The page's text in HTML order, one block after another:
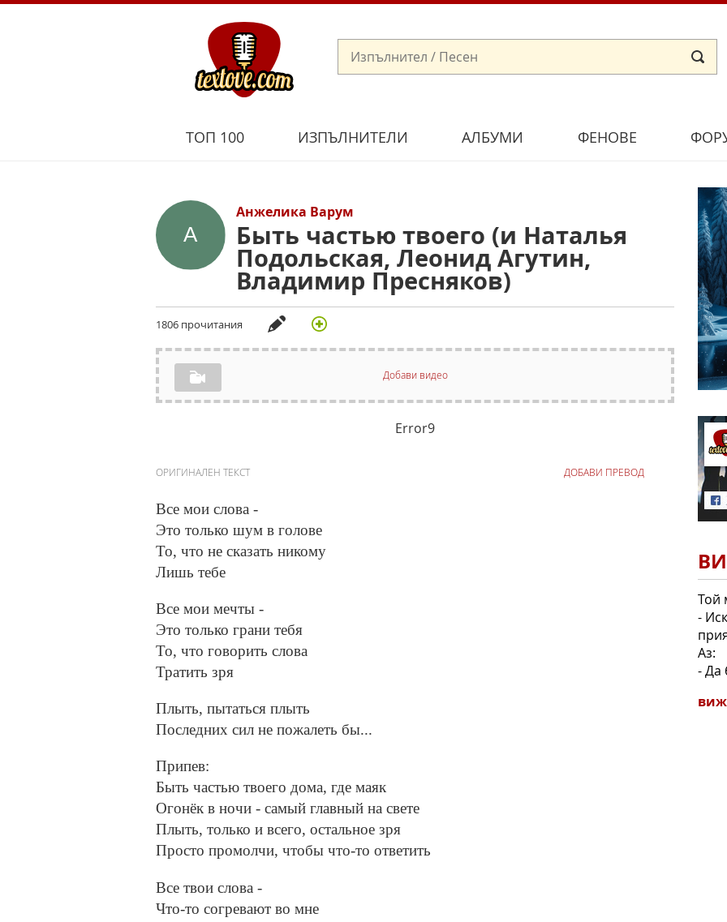
ТОП 100 ИЗПЪЛНИТЕЛИ АЛБУМИ ФЕНОВЕ
Анжелика Варум
Быть частью твоего (и Наталья
Подольская, Леонид Агутин,
Владимир Пресняков)
1806 прочитания
Добави видео
Error9
ОРИГИНАЛЕН ТЕКСТ
Все мои слова -
Это только шум в голове
То, что не сказать никому
Лишь тебе
Все мои мечты -
Это только грани тебя
То, что говорить слова
Тратить зря
Плыть, пытаться плыть
Последних сил не пожалеть бы...
Припев:
Быть частью твоего дома, где маяк
Огонёк в ночи - самый главный на свете
Плыть, только и всего, остальное зря
Просто промолчи, чтобы что-то ответить
Все твои слова -
Что-то согревают во мне
ДОБАВИ ПРЕВОД
Той
-
Аз:
- Да